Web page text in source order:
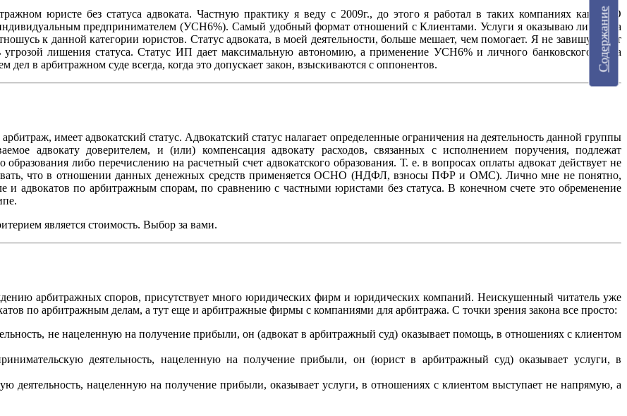
юристе без статуса адвоката. Частную практику я веду с 2009г., до этого я работал в таких компаниях как ОАО
предпринимателем (УСН6%). Самый удобный формат отношений с Клиентами. Услуги я оказываю лично, за
к данной категории юристов. Статус адвоката, в моей деятельности, больше мешает, чем помогает. Я не завишу ни от
лишения статуса. Статус ИП дает максимальную автономию, а применение УСН6% и личного банковского счета
в арбитражном суде всегда, когда это допускает закон, взыскиваются с оппонентов.
имеет адвокатский статус. Адвокатский статус налагает определенные ограничения на деятельность данной группы
адвокату доверителем, и (или) компенсация адвокату расходов, связанных с исполнением поручения, подлежат
образования либо перечислению на расчетный счет адвокатского образования. Т. е. в вопросах оплаты адвокат действует не
что в отношении данных денежных средств применяется ОСНО (НДФЛ, взносы ПФР и ОМС). Лично мне не понятно,
и адвокатов по арбитражным спорам, по сравнению с частными юристами без статуса. В конечном счете это обременение
является стоимость. Выбор за вами.
арбитражных споров, присутствует много юридических фирм и юридических компаний. Неискушенный читатель уже
по арбитражным делам, а тут еще и арбитражные фирмы с компаниями для арбитража. С точки зрения закона все просто:
не нацеленную на получение прибыли, он (адвокат в арбитражный суд) оказывает помощь, в отношениях с клиентом
деятельность, нацеленную на получение прибыли, он (юрист в арбитражный суд) оказывает услуги, в
деятельность, нацеленную на получение прибыли, оказывает услуги, в отношениях с клиентом выступает не напрямую, а
Содержание